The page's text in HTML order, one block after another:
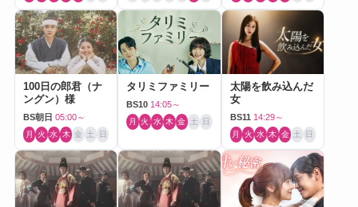
100日の郎君（ナ
ングン）様
BS朝日 05:00～
月 火 水 木 金 土 日
タリミファミリー
BS10 14:05～
月 火 水 木 金 土 日
太陽を飲み込んだ
女
BS11 14:29～
月 火 水 木 金 土 日